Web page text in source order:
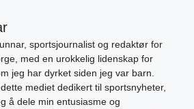
sportsjournalist og redaktør for
med en urokkelig lidenskap for
jeg har dyrket siden jeg var barn.
mediet dedikert til sportsnyheter,
å dele min entusiasme og